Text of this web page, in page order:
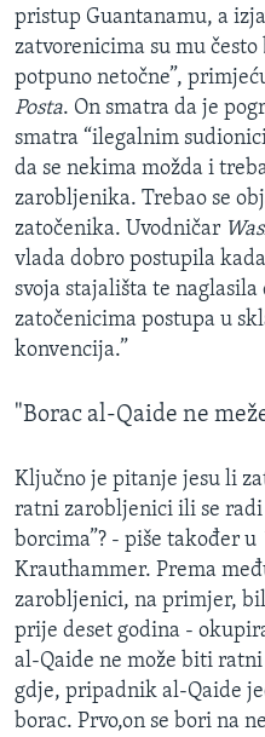
pristup Guantanamu, a
zatvorenicima su mu
potpuno netočne”,
Posta. On smatra da je
smatra “ilegalnim
da se nekima možda i
zarobljenika. Trebao se
zatočenika. Uvodničar
vlada dobro postupila
svoja stajališta te naglasila
zatočenicima postupa u
konvencija.”
"Borac al-Qaide ne
Ključno je pitanje jesu li
ratni zarobljenici ili se
borcima”? - piše također u
Krauthammer. Prema
zarobljenici, na primjer,
prije deset godina -
al-Qaide ne može biti
gdje, pripadnik al-Qaide
borac. Prvo,on se bori na